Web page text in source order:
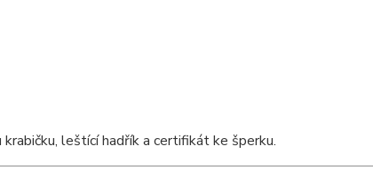
leštící hadřík a certifikát ke šperku.